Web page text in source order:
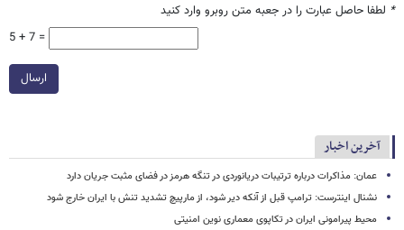
* لطفا حاصل عبارت را در جعبه متن روبرو وارد کنید
5 + 7 =
ارسال
آخرین اخبار
عمان: مذاکرات درباره ترتیبات دریانوردی در تنگه هرمز در فضای مثبت جریان دارد
نشنال اینترست: ترامپ قبل از آنکه دیر شود، از مارپیچ تشدید تنش با ایران خارج شود
محیط پیرامونی ایران در تکاپوی معماری نوین امنیتی